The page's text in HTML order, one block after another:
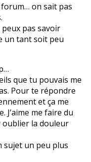
forum… on sait pas
pas savoir
un tant soit peu
que tu pouvais me
Pour te répondre
et ça me
J’aime me faire du
oublier la douleur
sujet un peu plus